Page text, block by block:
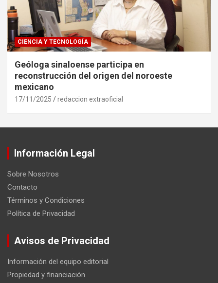
CIENCIA Y TECNOLOGÍA
Geóloga sinaloense participa en
reconstrucción del origen del noroeste
mexicano
17/11/2025 redaccion extraoficial
Información Legal
Sobre Nosotros
Contacto
Términos y Condiciones
Política de Privacidad
Avisos de Privacidad
Información del equipo editorial
Propiedad y financiación